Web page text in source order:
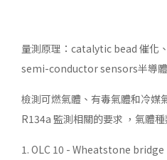
量測原理：catalytic bead 催化
semi-conductor sensors半導
檢測可燃氣體、有毒氣體和冷媒
R134a 監測相關的要求 ，氣體種
1. OLC 10 - Wheatstone bridge